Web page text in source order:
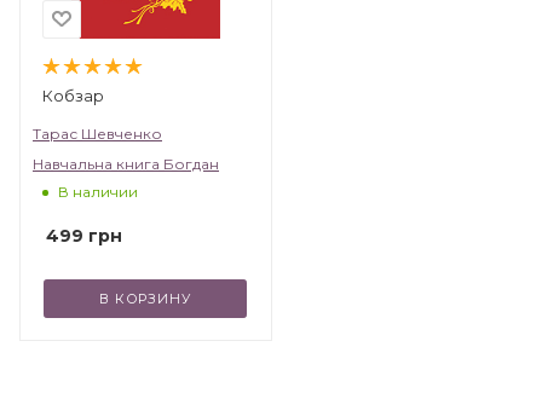
Кобзар
Тарас Шевченко
Навчальна книга Богдан
В наличии
499 грн
В КОРЗИНУ